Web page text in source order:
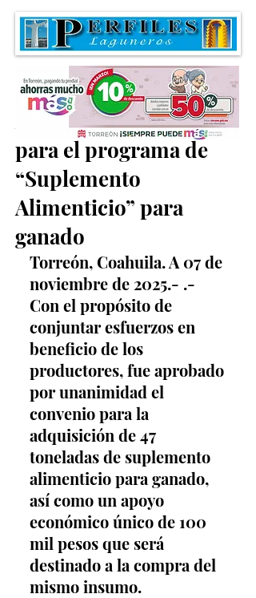
Aprueban convenio
para el programa de
“Suplemento
Alimenticio” para
ganado
Torreón, Coahuila. A 07 de
noviembre de 2025.- .-
Con el propósito de
conjuntar esfuerzos en
beneficio de los
productores, fue aprobado
por unanimidad el
convenio para la
adquisición de 47
toneladas de suplemento
alimenticio para ganado,
así como un apoyo
económico único de 100
mil pesos que será
destinado a la compra del
mismo insumo.